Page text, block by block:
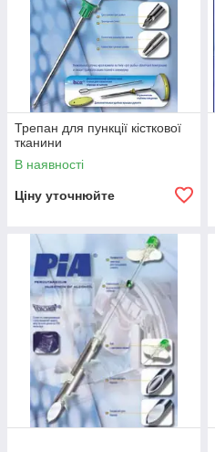
Трепан для пункції кісткової
тканини
В наявності
Ціну уточнюйте